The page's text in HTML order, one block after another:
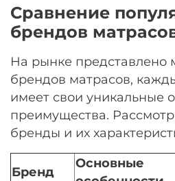
Сравнение
брендов
На рынке представлено
брендов матрасов,
имеет свои уникальные
преимущества.
бренды и их
Бренд
Основные